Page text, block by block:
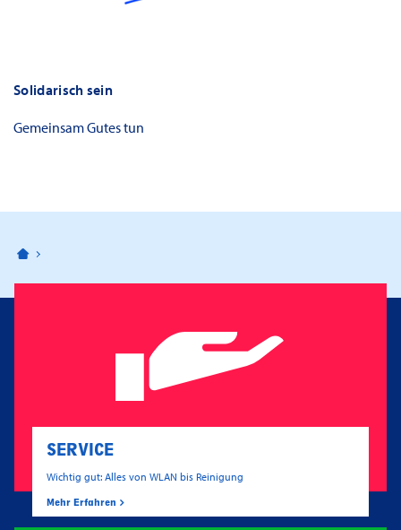
Solidarisch sein
Gemeinsam Gutes tun
Bahnhofspassagen Potsdam
SERVICE
Wichtig gut: Alles von WLAN bis Reinigung
Mehr Erfahren